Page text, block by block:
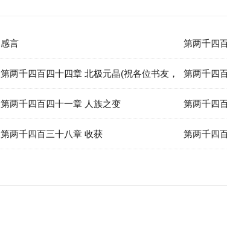
感言 第两千四
第两千四百四十四章 北极元晶(祝各位书友，
中秋快乐）
第两千四
第两千四百四十一章 人族之变 第两千四
第两千四百三十八章 收获 第两千四